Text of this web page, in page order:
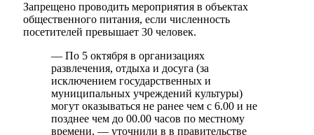
Запрещено проводить мероприятия в объектах
общественного питания, если численность
посетителей превышает 30 человек.
— По 5 октября в организациях
развлечения, отдыха и досуга (за
исключением государственных и
муниципальных учреждений культуры)
могут оказываться не ранее чем с 6.00 и не
позднее чем до 00.00 часов по местному
времени, — уточнили в в правительстве